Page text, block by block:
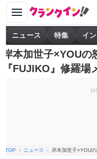
ニュース 特集 イ
岸本加世子×YOUの
『FUJIKO』修羅
TOP ニュース 岸本加世子×YOU